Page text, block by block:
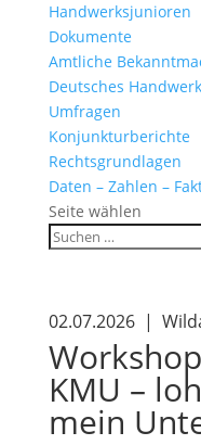
Handwerksjunioren
Dokumente
Amtliche
Deutsches
Umfragen
Konjunkturberichte
Rechtsgrundlagen
Daten – Zahlen –
Seite wählen
02.07.2026 |
KMU –
mein